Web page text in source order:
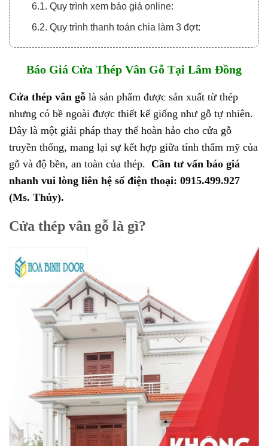
6.1. Quy trình xem báo giá online:
6.2. Quy trình thanh toán chia làm 3 đợt:
Báo Giá Cửa Thép Vân Gỗ Tại Lâm Đồng
Cửa thép vân gỗ là sản phẩm được sản xuất từ thép
nhưng có bề ngoài được thiết kế giống như gỗ tự nhiên.
Đây là một giải pháp thay thế hoàn hảo cho cửa gỗ
truyền thống, mang lại sự kết hợp giữa tính thẩm mỹ của
gỗ và độ bền, an toàn của thép. Cần tư vấn báo giá
nhanh vui lòng liên hệ số điện thoại: 0915.499.927
(Ms. Thủy).
Cửa thép vân gỗ là gì?